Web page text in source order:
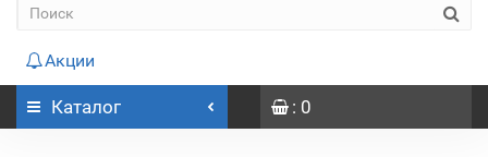
Акции
Каталог : 0